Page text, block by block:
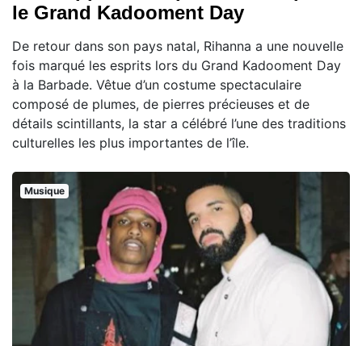
le Grand Kadooment Day
De retour dans son pays natal, Rihanna a une nouvelle
fois marqué les esprits lors du Grand Kadooment Day
à la Barbade. Vêtue d’un costume spectaculaire
composé de plumes, de pierres précieuses et de
détails scintillants, la star a célébré l’une des traditions
culturelles les plus importantes de l’île.
Musique